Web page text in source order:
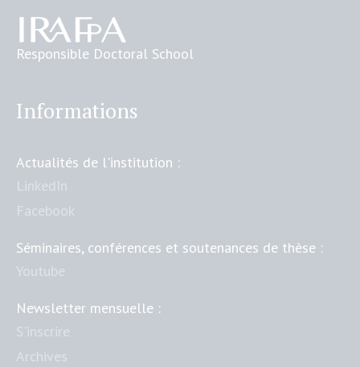
Responsible Doctoral School
Informations
Actualités de l'institution :
LinkedIn
Facebook
Séminaires, conférences et soutenances de thèse :
Youtube
Newsletter mensuelle :
S'inscrire
Archives